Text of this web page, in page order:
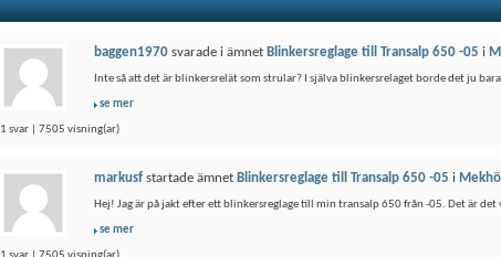
baggen1970 svarade i ämnet Blinkersreglage till Transalp 650 -05 i
Inte så att det är blinkersrelät som strular? I själva blinkersrelaget borde det ju
se mer
1 svar | 7505 visning(ar)
markusf startade ämnet Blinkersreglage till Transalp 650 -05 i
Hej! Jag är på jakt efter ett blinkersreglage till min transalp 650 från -05. Det är
se mer